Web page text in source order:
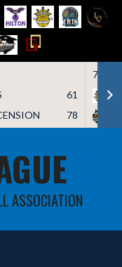
61
78
7月 26
ASSOCIATION